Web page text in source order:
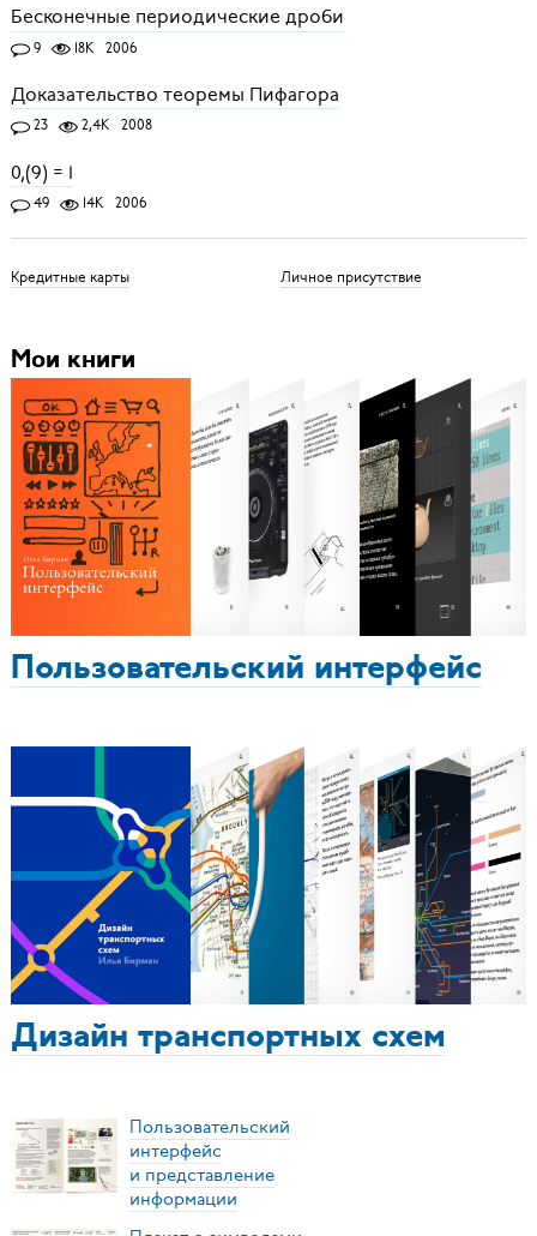
Бесконечные периодические дроби
9 18K 2006
Доказательство теоремы Пифагора
23 2,4K 2008
0,(9) = 1
49 14K 2006
Кредитные карты Личное присутствие
Мои книги
Пользовательский интерфейс
Дизайн транспортных схем
Пользовательский
интерфейс
и представление
информации